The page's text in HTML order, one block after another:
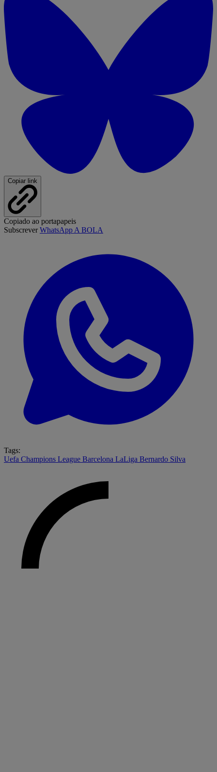
Copiar link
Copiado ao portapapeis
SubscreverWhatsApp A BOLA
Tags:
Uefa Champions League Barcelona LaLiga Bernardo Silva